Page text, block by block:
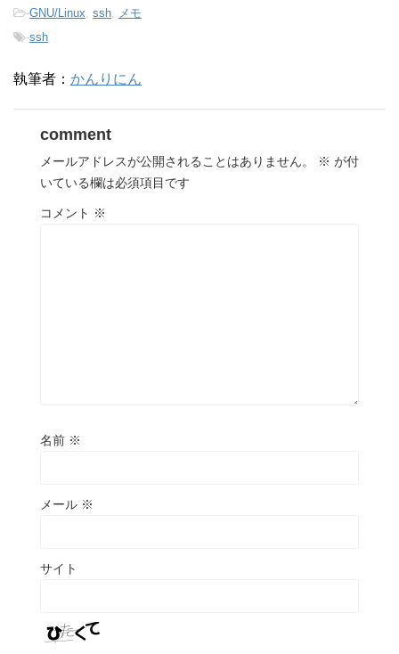
-GNU/Linux ssh
メモ
-ssh
執筆者： かんりにん
comment
メールアドレスが公開されることはありません。 ※ が付
いている欄は必須項目です
コメント ※
名前 ※
メール ※
サイト